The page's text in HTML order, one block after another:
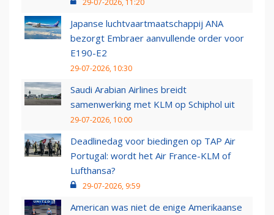
29-07-2026, 11:20
Japanse luchtvaartmaatschappij ANA
bezorgt Embraer aanvullende order voor
E190-E2
29-07-2026, 10:30
Saudi Arabian Airlines breidt
samenwerking met KLM op Schiphol uit
29-07-2026, 10:00
Deadlinedag voor biedingen op TAP Air
Portugal: wordt het Air France-KLM of
Lufthansa?
29-07-2026, 9:59
American was niet de enige Amerikaanse